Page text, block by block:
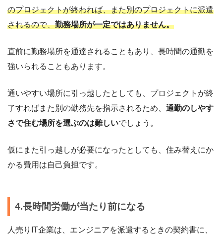
のプロジェクトが終われば、また別のプロジェクトに派遣
されるので、勤務場所が一定ではありません。
直前に勤務場所を通達されることもあり、長時間の通勤を
強いられることもあります。
通いやすい場所に引っ越したとしても、プロジェクトが終
了すればまた別の勤務先を指示されるため、 通勤のしやす
さで住む場所を選ぶのは難しいでしょう。
仮にまた引っ越しが必要になったとしても、住み替えにか
かる費用は自己負担です。
4.長時間労働が当たり前になる
人売りIT企業は、エンジニアを派遣するときの契約書に、